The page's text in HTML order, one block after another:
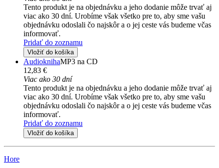
Tento produkt je na objednávku a jeho dodanie môže trvať aj
viac ako 30 dní. Urobíme však všetko pre to, aby sme vašu
objednávku odoslali čo najskôr a o jej ceste vás budeme včas
informovať.
Pridať do zoznamu
Vložiť do košíka
AudioknihaMP3 na CD
12,83 €
Viac ako 30 dní
Tento produkt je na objednávku a jeho dodanie môže trvať aj
viac ako 30 dní. Urobíme však všetko pre to, aby sme vašu
objednávku odoslali čo najskôr a o jej ceste vás budeme včas
informovať.
Pridať do zoznamu
Vložiť do košíka
Hore